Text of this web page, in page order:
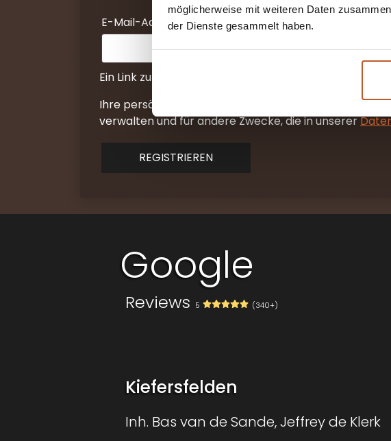
möglicherweise mit weiteren Daten
der Dienste gesammelt haben.
E-Mail-Adresse*Erforderlich
Ein Link zum Erstellen eines neuen Passwort wird an
Ihre persönlichen Daten werden verwendet, um Ihre
verwalten und für andere Zwecke, die in unserer
REGISTRIEREN
ContactGoogle
Reviews 5 (340+)
Kiefersfelden
Inh. Bas van de Sande, Jeffrey de Klerk